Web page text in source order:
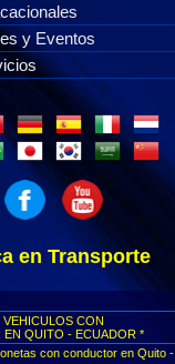
y Eventos
en Transporte
CON
EN QUITO - ECUADOR *
con conductor en Quito -